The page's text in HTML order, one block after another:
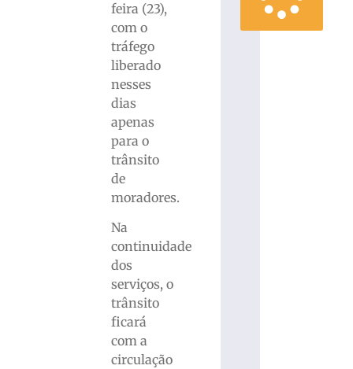
feira (23),
com o
tráfego
liberado
nesses
dias
apenas
para o
trânsito
de
moradores.
Na
continuidade
dos
serviços, o
trânsito
ficará
com a
circulação